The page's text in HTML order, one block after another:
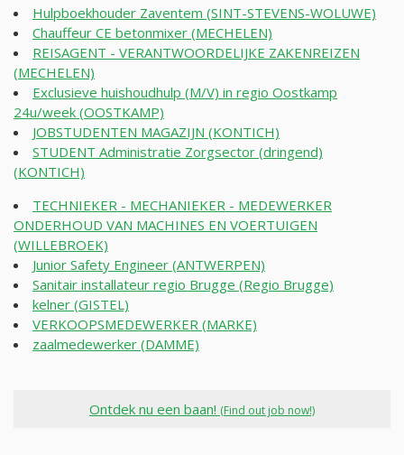
Hulpboekhouder Zaventem (SINT-STEVENS-WOLUWE)
Chauffeur CE betonmixer (MECHELEN)
REISAGENT - VERANTWOORDELIJKE ZAKENREIZEN
(MECHELEN)
Exclusieve huishoudhulp (M/V) in regio Oostkamp
24u/week (OOSTKAMP)
JOBSTUDENTEN MAGAZIJN (KONTICH)
STUDENT Administratie Zorgsector (dringend)
(KONTICH)
TECHNIEKER - MECHANIEKER - MEDEWERKER
ONDERHOUD VAN MACHINES EN VOERTUIGEN
(WILLEBROEK)
Junior Safety Engineer (ANTWERPEN)
Sanitair installateur regio Brugge (Regio Brugge)
kelner (GISTEL)
VERKOOPSMEDEWERKER (MARKE)
zaalmedewerker (DAMME)
Ontdek nu een baan! (Find out job now!)